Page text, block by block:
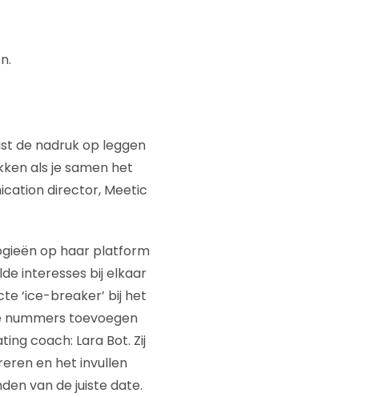
de nadruk op leggen
als je samen het
director, Meetic
op haar platform
interesses bij elkaar
‘ice-breaker’ bij het
nummers toevoegen
coach: Lara Bot. Zij
en het invullen
van de juiste date.